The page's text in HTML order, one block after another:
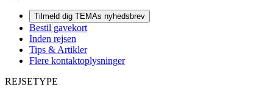
Tilmeld dig TEMAs nyhedsbrev
Bestil gavekort
Inden rejsen
Tips & Artikler
Flere kontaktoplysninger
REJSETYPE